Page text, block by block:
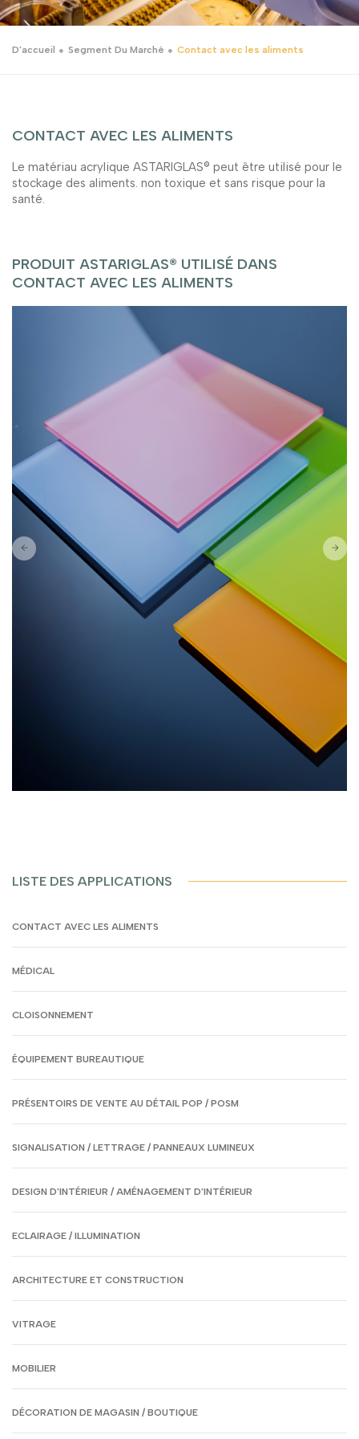
D'accueil Segment Du Marché Contact avec les aliments
CONTACT AVEC LES ALIMENTS
Le matériau acrylique ASTARIGLAS® peut être utilisé pour le
stockage des aliments. non toxique et sans risque pour la
santé.
PRODUIT ASTARIGLAS® UTILISÉ DANS
CONTACT AVEC LES ALIMENTS
ASTARIGLAS® TESSEMATT
LISTE DES APPLICATIONS
CONTACT AVEC LES ALIMENTS
MÉDICAL
CLOISONNEMENT
ÉQUIPEMENT BUREAUTIQUE
PRÉSENTOIRS DE VENTE AU DÉTAIL POP / POSM
SIGNALISATION / LETTRAGE / PANNEAUX LUMINEUX
DESIGN D'INTÉRIEUR / AMÉNAGEMENT D'INTÉRIEUR
ECLAIRAGE / ILLUMINATION
ARCHITECTURE ET CONSTRUCTION
VITRAGE
MOBILIER
DÉCORATION DE MAGASIN / BOUTIQUE